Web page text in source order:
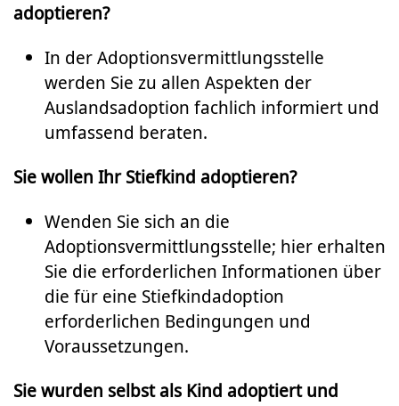
adoptieren?
In der Adoptionsvermittlungsstelle
werden Sie zu allen Aspekten der
Auslandsadoption fachlich informiert und
umfassend beraten.
Sie wollen Ihr Stiefkind adoptieren?
Wenden Sie sich an die
Adoptionsvermittlungsstelle; hier erhalten
Sie die erforderlichen Informationen über
die für eine Stiefkindadoption
erforderlichen Bedingungen und
Voraussetzungen.
Sie wurden selbst als Kind adoptiert und